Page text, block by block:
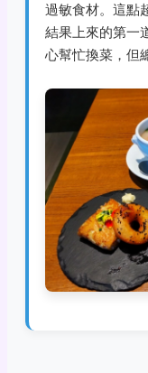
過敏食材。這點
結果上來的第一
心幫忙換菜，但